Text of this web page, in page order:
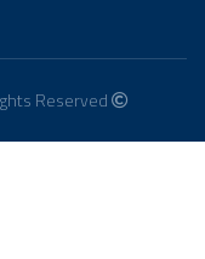
Copyright © 2022 Masar Grup. All Rights Reserved.